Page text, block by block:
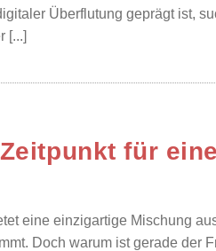
Überflutung geprägt ist,
[...]
für
eine einzigartige Mischung
Doch warum ist gerade der